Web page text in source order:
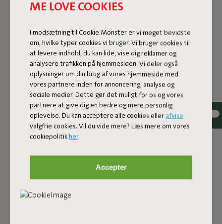
ME LOVE COOKIES
I modsætning til Cookie Monster er vi meget bevidste
om, hvilke typer cookies vi bruger. Vi bruger cookies til
at levere indhold, du kan lide, vise dig reklamer og
analysere trafikken på hjemmesiden. Vi deler også
oplysninger om din brug af vores hjemmeside med
vores partnere inden for annoncering, analyse og
sociale medier. Dette gør det muligt for os og vores
partnere at give dig en bedre og mere personlig
oplevelse. Du kan acceptere alle cookies eller afvise
valgfrie cookies. Vil du vide mere? Læs mere om vores
cookiepolitikher.
Accepter
AF FARVE, KARAKTER OG
Fatboy og Miffy går sammen om et nyt eventyr og
præsenterer en legesyg kapselkollektion, hvor Fatboys
ikoniske designs møder den fantasifulde verden fra Dick
Bruna’s Miffy. Det er en farverig fortælling for alle aldre,
som forener nostalgi med tidløse designs, der holder i
mange år – ligesom Miffy.
Den verdenskendte kanin slår sig sammen med Fatboys
signaturprodukter og skaber en feel-good-kollektion, der
med garanti bringer glæde i dit hjem, uanset om du
stuen eller bare er en loyalt Miffy-fan.
Kollektionen fejrer deres fælles hollandske rødder og en
læber. Resultatet? En munter designkollektion, der